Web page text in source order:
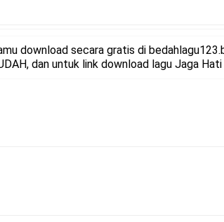
download secara gratis di
dan untuk link download lagu Jaga